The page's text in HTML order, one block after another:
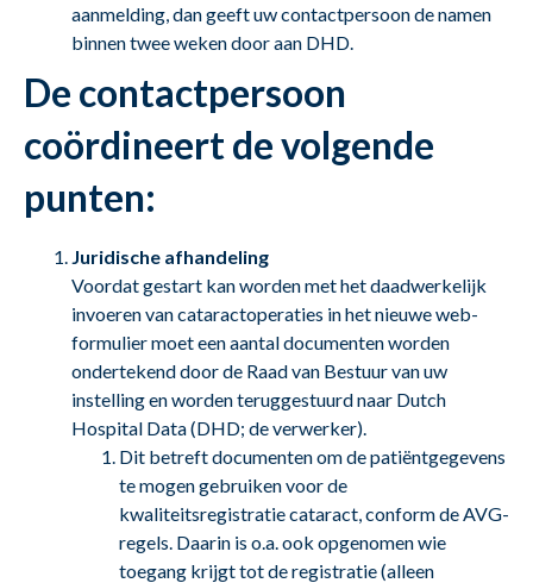
aanmelding, dan geeft uw contactpersoon de namen
binnen twee weken door aan DHD.
De contactpersoon
coördineert de volgende
punten:
Juridische afhandeling
Voordat gestart kan worden met het daadwerkelijk
invoeren van cataractoperaties in het nieuwe web-
formulier moet een aantal documenten worden
ondertekend door de Raad van Bestuur van uw
instelling en worden teruggestuurd naar Dutch
Hospital Data (DHD; de verwerker).
Dit betreft documenten om de patiëntgegevens
te mogen gebruiken voor de
kwaliteitsregistratie cataract, conform de AVG-
regels. Daarin is o.a. ook opgenomen wie
toegang krijgt tot de registratie (alleen